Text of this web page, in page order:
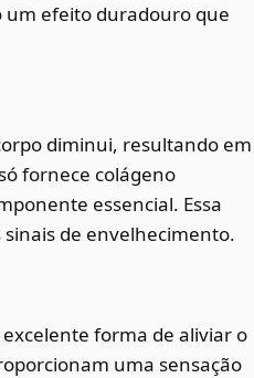
um efeito duradouro que
diminui, resultando em
fornece colágeno
essencial. Essa
de envelhecimento.
forma de aliviar o
uma sensação